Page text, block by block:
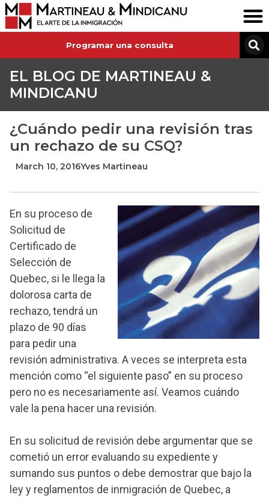
Programar una consulta
EL BLOG DE MARTINEAU &
MINDICANU
¿Cuándo pedir una revisión tras
un rechazo de su CSQ?
March 10, 2016Yves Martineau
En su proceso de
Solicitud de
Certificado de
Selección de
Quebec, si le llega la
dolorosa carta de
rechazo, tendrá un
plazo de 90 días
para pedir una
revisión administrativa. A veces se interpreta esta
mención como “el siguiente paso” en su proceso
pero no es necesariamente así. Veamos cuándo
vale la pena hacer una revisión.
En su solicitud de revisión debe argumentar que se
cometió un error evaluando su expediente y
sumando sus puntos o debe demostrar que bajo la
ley y reglamentos de inmigración de Quebec, a